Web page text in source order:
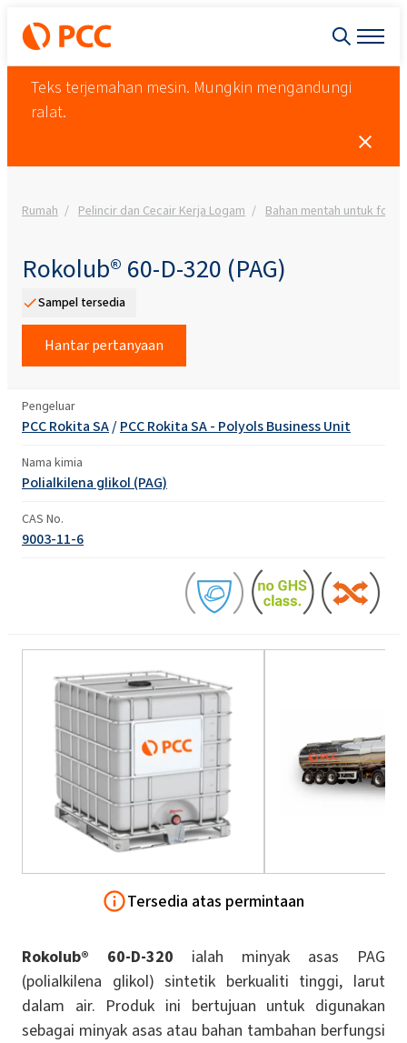
Teks terjemahan mesin. Mungkin mengandungi
ralat.
Rumah Pelincir dan Cecair Kerja Logam Bahan mentah untuk
Rokolub® 60-D-320 (PAG)
Sampel tersedia
Hantar pertanyaan
Pengeluar
PCC Rokita SA/PCC Rokita SA - Polyols Business Unit
Nama kimia
Polialkilena glikol (PAG)
CAS No.
9003-11-6
Tersedia atas permintaan
Rokolub® 60-D-320 ialah minyak asas PAG
(polialkilena glikol) sintetik berkualiti tinggi, larut
dalam air. Produk ini bertujuan untuk digunakan
sebagai minyak asas atau bahan tambahan berfungsi